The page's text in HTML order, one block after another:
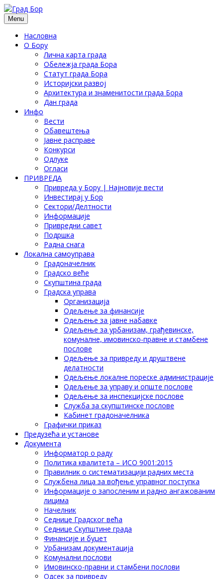
Menu
Насловна
О Бору
Лична карта града
Обележја града Бора
Статут града Бора
Историјски развој
Архитектура и знаменитости града Бора
Дан града
Инфо
Вести
Обавештења
Јавне расправе
Конкурси
Одлуке
Огласи
ПРИВРЕДА
Привреда у Бору | Најновије вести
Инвестирај у Бор
Сектори/Делтности
Информације
Привредни савет
Подршка
Радна снага
Локална самоуправа
Градоначелник
Градско веће
Скупштина града
Градска управа
Организација
Одељење за финансије
Одељење за јавне набавке
Одељење за урбанизам, грађевинске,
комуналне, имовинско-правне и стамбене
послове
Одељење за привреду и друштвене
делатности
Одељење локалне пореске администрације
Одељење за управу и опште послове
Одељење за инспекцијске послове
Служба за скупштинске послове
Кабинет градоначелника
Графички приказ
Предузећа и установе
Документа
Информатор о раду
Политика квалитета – ИСО 9001:2015
Правилник о систематизацији радних места
Службена лица за вођење управног поступка
Информације о запосленим и радно ангажованим
лицима
Начелник
Седнице Градског већа
Седнице Скупштине града
Финансије и буџет
Урбанизам документација
Комунални послови
Имовинско-правни и стамбени послови
Одсек за привреду